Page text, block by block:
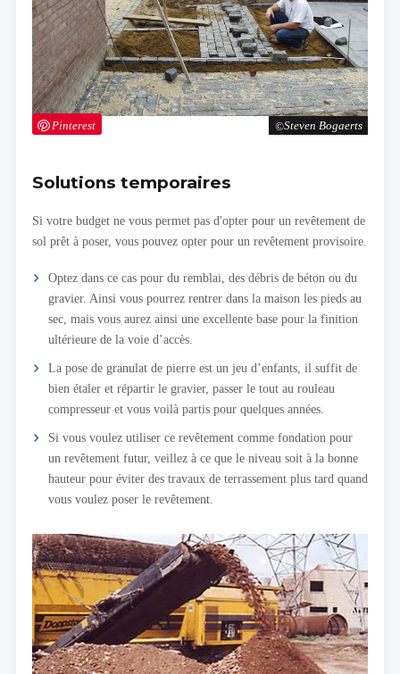
Steven Bogaerts
Pinterest
Solutions temporaires
Si votre budget ne vous permet pas d'opter pour un revêtement de
sol prêt à poser, vous pouvez opter pour un revêtement provisoire.
Optez dans ce cas pour du remblai, des débris de béton ou du
gravier. Ainsi vous pourrez rentrer dans la maison les pieds au
sec, mais vous aurez ainsi une excellente base pour la finition
ultérieure de la voie d’accès.
La pose de granulat de pierre est un jeu d’enfants, il suffit de
bien étaler et répartir le gravier, passer le tout au rouleau
compresseur et vous voilà partis pour quelques années.
Si vous voulez utiliser ce revêtement comme fondation pour
un revêtement futur, veillez à ce que le niveau soit à la bonne
hauteur pour éviter des travaux de terrassement plus tard quand
vous voulez poser le revêtement.